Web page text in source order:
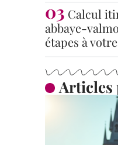
Calcul
abbaye-
étapes à
Articles